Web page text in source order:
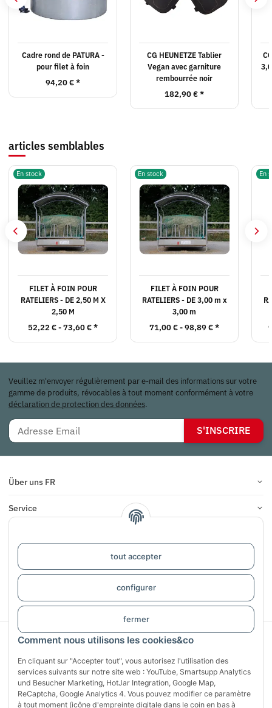
Comment nous utilisons les cookies&co
En cliquant sur "Accepter tout", vous autorisez l'utilisation des
services suivants sur notre site web : YouTube, Smartsupp Analytics
und Besucher Marketing, HotJar Integration, Google Map,
ReCaptcha, Google Analytics 4. Vous pouvez modifier ce paramètre
à tout moment (icône d'empreinte digitale dans le coin en bas à
tout accepter
configurer
fermer
Cadre rond de PATURA -
pour filet à foin
94,20 €*
CG HEUNETZE Tablier
Vegan avec garniture
rembourrée noir
182,90 €*
articles semblables
En stock
FILET À FOIN POUR
RATELIERS - DE 2,50 M X
2,50 M
52,22 € -73,60 €*
En stock
FILET À FOIN POUR
RATELIERS - DE 3,00 m x
3,00 m
71,00 € -98,89 €*
En
Veuillez m'envoyer régulièrement par e-mail des informations sur votre
gamme de produits, révocables à tout moment conformément à votre
déclaration de protection des données.
S'INSCRIRE
Über uns FR
Service
COMMENTAIRES
#global.withdrawalForm#
Sichere Zahlung mit: